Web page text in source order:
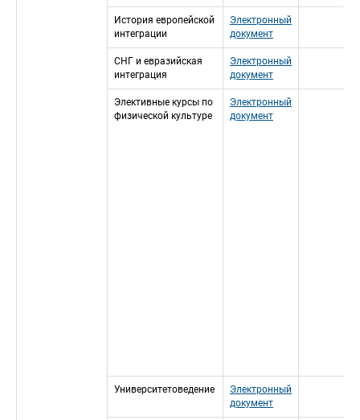
История европейской
интеграции
Электронный
документ
СНГ и евразийская
интеграция
Электронный
документ
Элективные курсы по
физической культуре
Электронный
документ
Университетоведение
Электронный
документ